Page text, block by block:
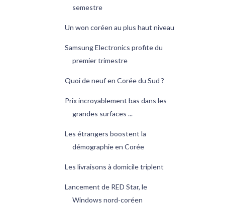
semestre
Un won coréen au plus haut niveau
Samsung Electronics profite du
premier trimestre
Quoi de neuf en Corée du Sud ?
Prix incroyablement bas dans les
grandes surfaces ...
Les étrangers boostent la
démographie en Corée
Les livraisons à domicile triplent
Lancement de RED Star, le
Windows nord-coréen